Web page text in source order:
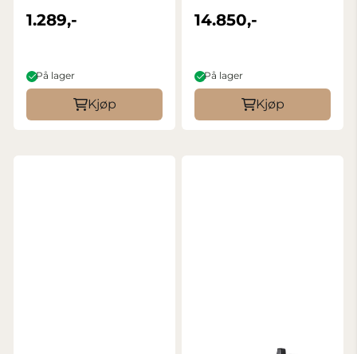
SA100 Batterier
1.289,-
På lager
Kjøp
14.850,-
På lager
Kjøp